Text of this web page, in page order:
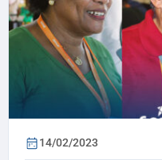
14/02/2023